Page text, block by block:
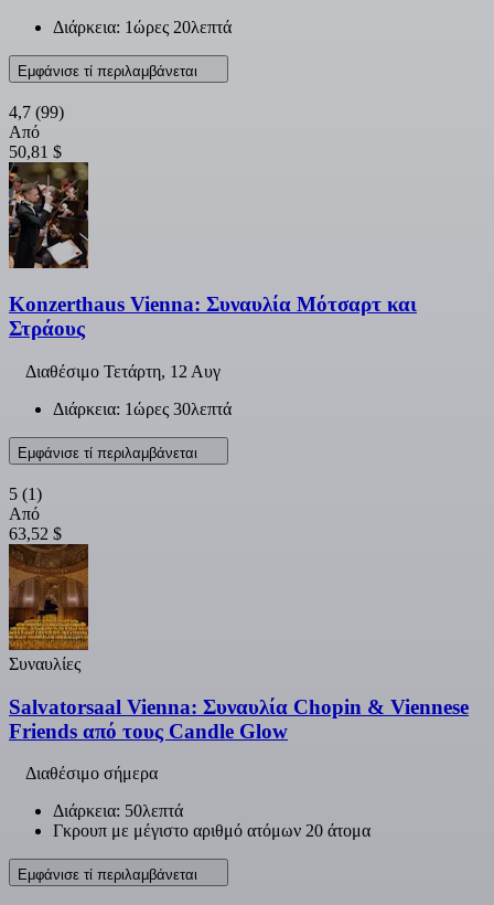
Διάρκεια: 1ώρες 20λεπτά
Εμφάνισε τί περιλαμβάνεται
4,7 (99)
Από
50,81 $
Konzerthaus Vienna: Συναυλία Μότσαρτ και
Στράους
Διαθέσιμο Τετάρτη, 12 Αυγ
Διάρκεια: 1ώρες 30λεπτά
Εμφάνισε τί περιλαμβάνεται
5 (1)
Από
63,52 $
Συναυλίες
Salvatorsaal Vienna: Συναυλία Chopin & Viennese
Friends από τους Candle Glow
Διαθέσιμο σήμερα
Διάρκεια: 50λεπτά
Γκρουπ με μέγιστο αριθμό ατόμων 20 άτομα
Εμφάνισε τί περιλαμβάνεται